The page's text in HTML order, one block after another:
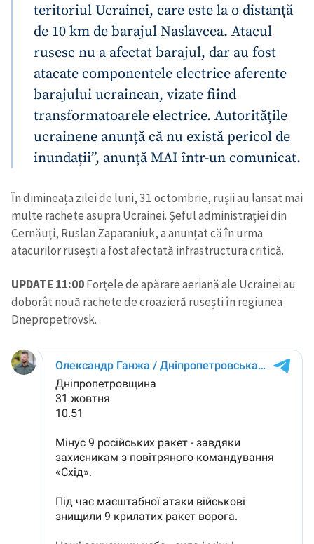
teritoriul Ucrainei, care este la o distanță
de 10 km de barajul Naslavcea. Atacul
rusesc nu a afectat barajul, dar au fost
atacate componentele electrice aferente
barajului ucrainean, vizate fiind
transformatoarele electrice. Autoritățile
ucrainene anunță că nu există pericol de
inundații”, anunță MAI într-un comunicat.
În dimineața zilei de luni, 31 octombrie, rușii au lansat mai
multe rachete asupra Ucrainei. Șeful administrației din
Cernăuți, Ruslan Zaparaniuk, a anunțat că în urma
atacurilor rusești a fost afectată infrastructura critică.
UPDATE 11:00Forțele de apărare aeriană ale Ucrainei au
doborât nouă rachete de croazieră rusești în regiunea
Dnepropetrovsk.